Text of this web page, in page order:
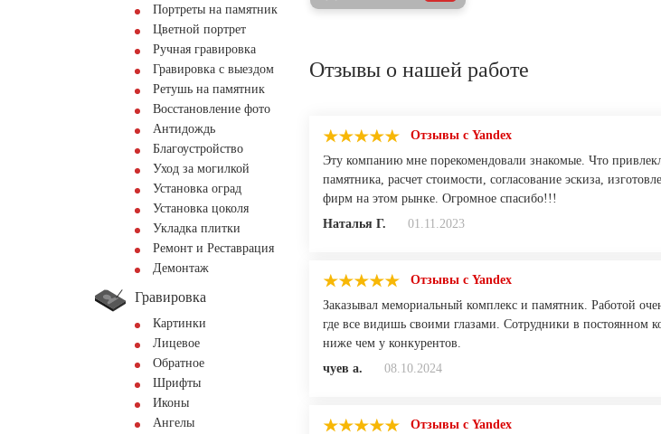
Портреты на памятник
Цветной портрет
Ручная гравировка
Гравировка с выездом
Ретушь на памятник
Восстановление фото
Антидождь
Благоустройство
Уход за могилкой
Установка оград
Установка цоколя
Укладка плитки
Ремонт и Реставрация
Демонтаж
Гравировка
Картинки
Лицевое
Обратное
Шрифты
Иконы
Ангелы
Отзывы о нашей работе
Отзывы с Yandex
Эту компанию мне порекомендовали знакомые. Что
памятника, расчет стоимости, согласование эскиза,
фирм на этом рынке. Огромное спасибо!!!
Наталья Г.
01.11.2023
Отзывы с Yandex
Заказывал мемориальный комплекс и памятник. Работой
где все видишь своими глазами. Сотрудники в постоянном
ниже чем у конкурентов.
чуев а.
08.10.2024
Отзывы с Yandex